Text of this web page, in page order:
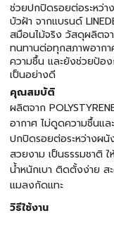
ช่วยปกปิดรอยต่อระหว่า
บัวฝ้า จากแบรนด์
สมือนไม้จริง วัสดุผลิตจ
ทนทานต่อทุกสภาพอาก
ความชื้น และยังช่วยป้อ
เป็นอย่างดี
คุณสมบัติ
ผลิตจาก
อากาศ ไม่ดูดความชื้นแล
ปกปิดรอยต่อระหว่างผนั
สวยงาม เป็นธรรมชาติ
น้ำหนักเบา ติดตั้งง่าย ส
แมลงกัดแทะ
วิธีใช้งาน